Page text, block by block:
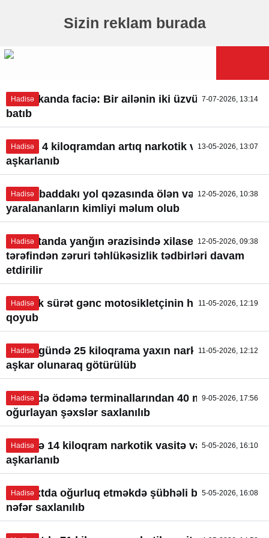
Sizin reklam burada
Hadisə 7-07-2026, 13:14
Mərdəkanda faciə: Bir ailənin iki üzvü dənizdə
batıb
Hadisə 13-05-2026, 13:07
Qaxda 4 kiloqramdan artıq narkotik vasitə
aşkarlanıb
Hadisə 12-05-2026, 10:38
Sabirabaddakı yol qəzasında ölən və
yaralananların kimliyi məlum olub
Hadisə 12-05-2026, 09:38
Lökbatanda yanğın ərazisində xilasedicilər
tərəfindən zəruri təhlükəsizlik tədbirləri davam
etdirilir
Hadisə 11-05-2026, 12:19
Yüksək sürət gənc motosikletçinin həyatına son
qoyub
Hadisə 11-05-2026, 12:12
Son 2 gündə 25 kiloqrama yaxın narkotik vasitə
aşkar olunaraq götürülüb
Hadisə 9-05-2026, 17:56
Bərdədə ödəmə terminallarından 40 min manat
oğurlayan şəxslər saxlanılıb
Hadisə 5-05-2026, 16:10
Lerikdə 14 kiloqram narkotik vasitə və həblər
aşkarlanıb
Hadisə 5-05-2026, 16:08
Paytaxtda oğurluq etməkdə şübhəli bilinən 3
nəfər saxlanılıb